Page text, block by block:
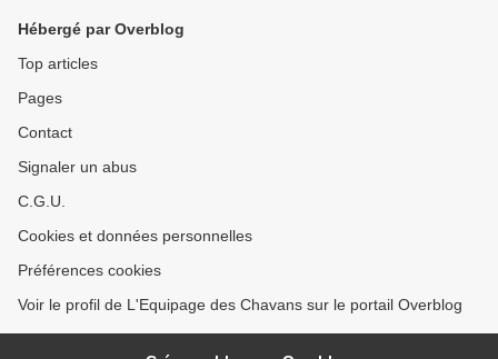
Hébergé par Overblog
Top articles
Pages
Contact
Signaler un abus
C.G.U.
Cookies et données personnelles
Préférences cookies
Voir le profil de L'Equipage des Chavans sur le portail Overblog